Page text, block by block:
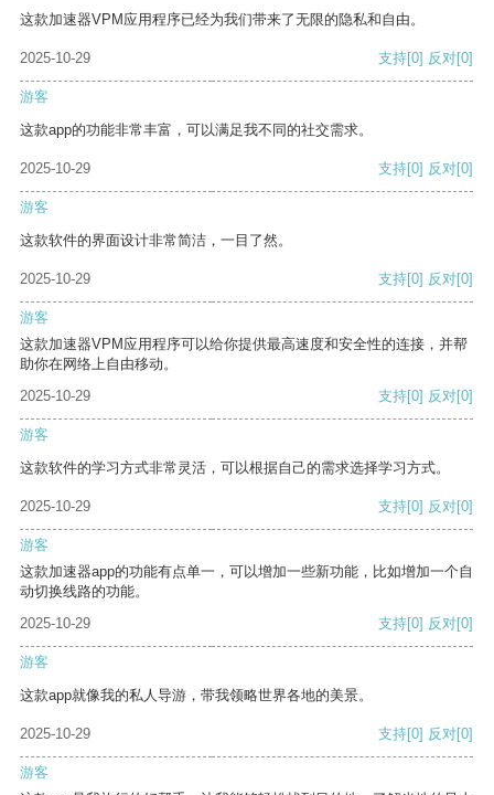
这款加速器VPM应用程序已经为我们带来了无限的隐私和自由。
2025-10-29 支持[0] 反对[0]
游客
这款app的功能非常丰富，可以满足我不同的社交需求。
2025-10-29 支持[0] 反对[0]
游客
这款软件的界面设计非常简洁，一目了然。
2025-10-29 支持[0] 反对[0]
游客
这款加速器VPM应用程序可以给你提供最高速度和安全性的连接，并帮
助你在网络上自由移动。
2025-10-29
支持[0] 反对[0]
游客
这款软件的学习方式非常灵活，可以根据自己的需求选择学习方式。
2025-10-29 支持[0] 反对[0]
游客
这款加速器app的功能有点单一，可以增加一些新功能，比如增加一个自
动切换线路的功能。
2025-10-29
支持[0] 反对[0]
游客
这款app就像我的私人导游，带我领略世界各地的美景。
2025-10-29 支持[0] 反对[0]
游客